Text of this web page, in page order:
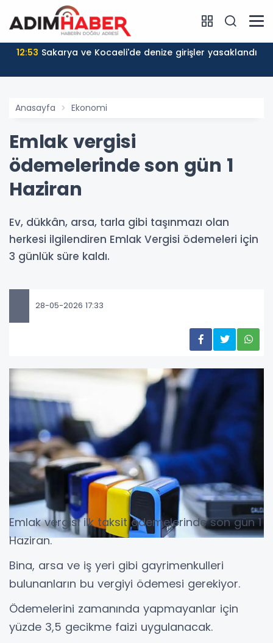
12:53 Sakarya ve Kocaeli'de denize girişler yasaklandı
Anasayfa Ekonomi
Emlak vergisi
ödemelerinde son gün 1
Haziran
Ev, dükkân, arsa, tarla gibi taşınmazı olan
herkesi ilgilendiren Emlak Vergisi ödemeleri için
3 günlük süre kaldı.
28-05-2026 17:33
Emlak vergisi ilk taksit ödemelerinde son gün 1
Haziran.
Bina, arsa ve iş yeri gibi gayrimenkulleri
bulunanların bu vergiyi ödemesi gerekiyor.
Ödemelerini zamanında yapmayanlar için
yüzde 3,5 gecikme faizi uygulanacak.